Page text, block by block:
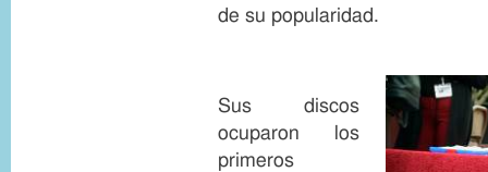
de su popularidad.
Sus discos
ocuparon los
primeros